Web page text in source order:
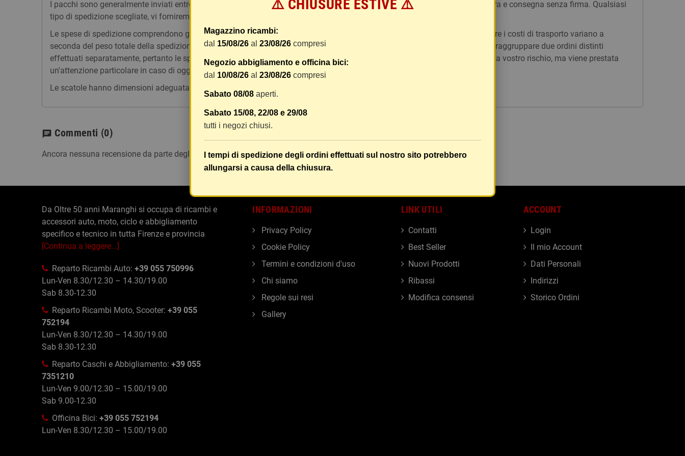
I pacchi sono generalmente inviati entro 2 giorni dal ricevimento del pagamento e vengono spediti tramite BRT con tracciatura e consegna senza firma. Qualsiasi
tipo di spedizione scegliate, vi forniremo un link per tracciare il vostro pacco online.
Le spese di spedizione comprendono gli oneri di gestione e imballaggio e le spese postali. I costi di gestione sono fissi, mentre i costi di trasporto variano a
seconda del peso totale della spedizione. Vi consigliamo di raggruppare i vostri articoli in un unico ordine. Non ci è possibile raggruppare due ordini distinti
effettuati separatamente, pertanto le spese di spedizione saranno addebitate per ognuno di essi. Il vostro pacco sarà inviato a vostro rischio, ma viene prestata
un'attenzione particolare in caso di oggetti fragili.
Le scatole hanno dimensioni adeguatamente ampie e i vostri articoli son ben protetti.
chat Commenti (0)
Ancora nessuna recensione da parte degli utenti.
⚠️ CHIUSURE ESTIVE ⚠️
Magazzino ricambi:
dal 15/08/26 al 23/08/26 compresi
Negozio abbigliamento e officina bici:
dal 10/08/26 al 23/08/26 compresi
Sabato 08/08 aperti.
Sabato 15/08, 22/08 e 29/08
tutti i negozi chiusi.
I tempi di spedizione degli ordini effettuati sul nostro sito potrebbero
allungarsi a causa della chiusura.
Da Oltre 50 anni Maranghi si occupa di ricambi e
accessori auto, moto, ciclo e abbigliamento
specifico e tecnico in tutta Firenze e provincia
[Continua a leggere...]
Reparto Ricambi Auto: +39 055 750996
Lun-Ven 8.30/12.30 – 14.30/19.00
Sab 8.30-12.30
Reparto Ricambi Moto, Scooter: +39 055
752194
Lun-Ven 8.30/12.30 – 14.30/19.00
Sab 8.30-12.30
Reparto Caschi e Abbigliamento: +39 055
7351210
Lun-Ven 9.00/12.30 – 15.00/19.00
Sab 9.00-12.30
Officina Bici: +39 055 752194
Lun-Ven 8.30/12.30 – 15.00/19.00
LINK UTILI
Contatti
Best Seller
Nuovi Prodotti
Ribassi
Modifica consensi
ACCOUNT
Login
Il mio Account
Dati Personali
Indirizzi
Storico Ordini
INFORMAZIONI
Privacy Policy
Cookie Policy
Termini e condizioni d'uso
Chi siamo
Regole sui resi
Gallery